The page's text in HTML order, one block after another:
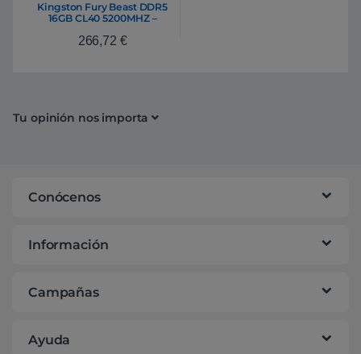
Kingston Fury Beast DDR5
16GB CL40 5200MHZ –
266,72 €
Tu opinión nos importa
Conócenos
Información
Campañas
Ayuda